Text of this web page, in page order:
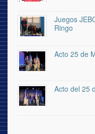
Juegos
Ringo
Acto 25 de
Acto del 25